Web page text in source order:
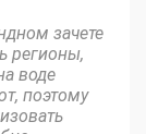
зачете
регионы,
воде
поэтому